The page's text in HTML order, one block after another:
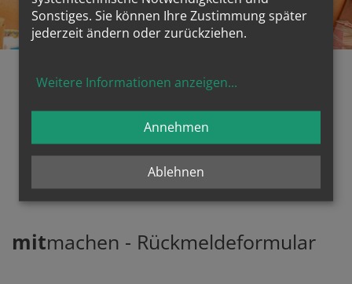
KINDERBETREUUNG
St. Elisabethstiftung
Haben wir Ihr Interesse
geweckt? Dann Kontaktieren
Sie uns!
mitmachen - Rückmeldeformular
Sonstiges. Sie können Ihre Zustimmung später
jederzeit ändern oder zurückziehen.
Weitere Informationen anzeigen...
Ablehnen
Annehmen